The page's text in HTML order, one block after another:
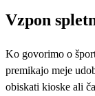
Vzpon
Ko govorimo o
premikajo meje
obiskati kioske ali